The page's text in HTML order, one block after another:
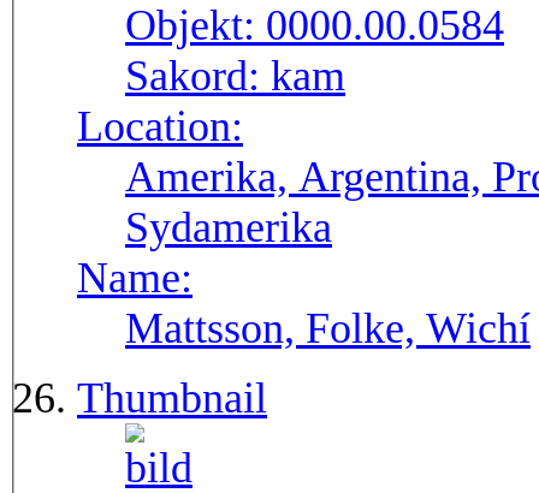
Objekt: 0000.00.0584
Sakord: kam
Location:
Amerika, Argentina,
Sydamerika
Name:
Mattsson, Folke, Wichí
Thumbnail